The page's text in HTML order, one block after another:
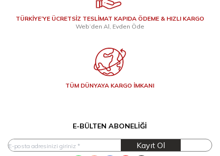
TÜRKİYE’YE ÜCRETSİZ TESLİMAT KAPIDA ÖDEME & HIZLI KARGO
Web’den Al, Evden Öde
TÜM DÜNYAYA KARGO İMKANI
E-BÜLTEN ABONELIĞI
Kayıt Ol